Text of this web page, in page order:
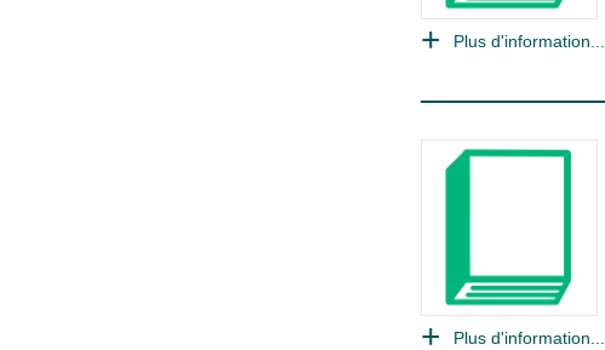
Plus d'information...
Plus d'information...